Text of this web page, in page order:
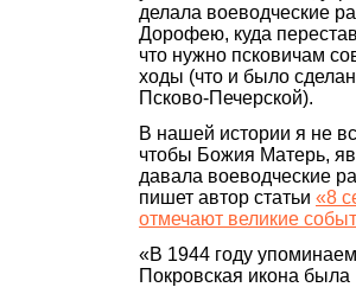
делала воеводческие
Дорофею, куда
что нужно псковичам
ходы (что и было
Псково-Печерской).
В нашей истории я не
чтобы Божия Матерь,
давала воеводческие
пишет автор статьи «8
отмечают великие
«В 1944 году
Покровская икона